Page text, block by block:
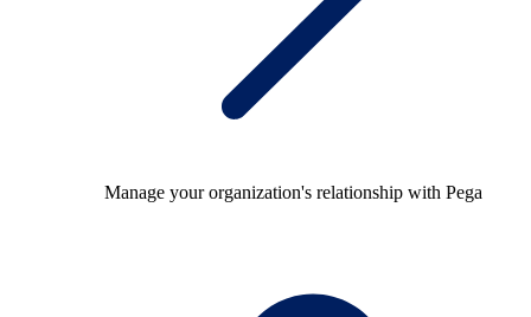
Manage your organization's relationship with Pega